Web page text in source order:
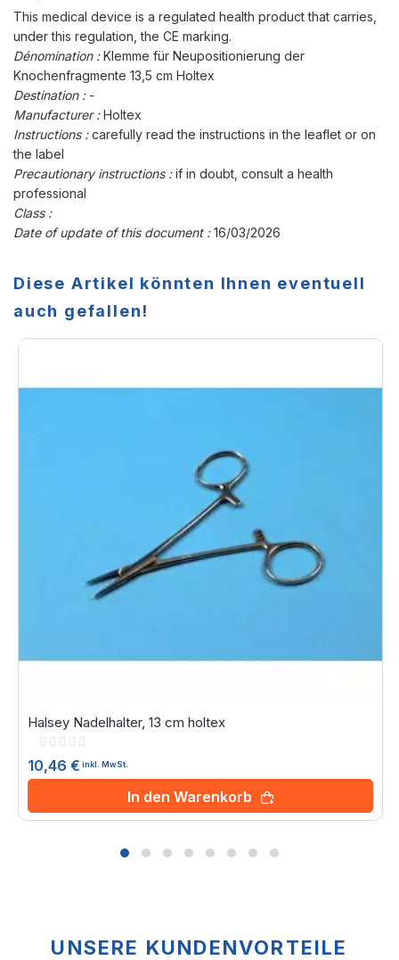
This medical device is a regulated health product that carries,
under this regulation, the CE marking.
Dénomination :Klemme für Neupositionierung der
Knochenfragmente 13,5 cm Holtex
Destination : -
Manufacturer :Holtex
Instructions :carefully read the instructions in the leaflet or on
the label
Precautionary instructions :if in doubt, consult a health
professional
Class :
Date of update of this document :16/03/2026
Diese Artikel könnten Ihnen eventuell
auch gefallen!
Halsey Nadelhalter, 13 cm holtex
Rating:
10,46 € inkl. MwSt.
In den Warenkorb
UNSERE KUNDENVORTEILE